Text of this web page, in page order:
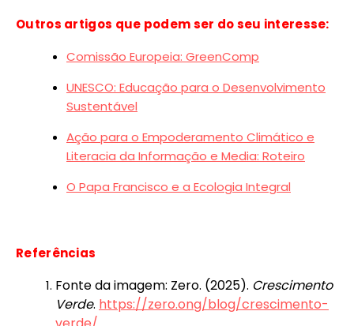
Outros artigos que podem ser do seu interesse:
Comissão Europeia: GreenComp
UNESCO: Educação para o Desenvolvimento
Sustentável
Ação para o Empoderamento Climático e
Literacia da Informação e Media: Roteiro
O Papa Francisco e a Ecologia Integral
Referências
Fonte da imagem: Zero. (2025). Crescimento
Verde. https://zero.ong/blog/crescimento-